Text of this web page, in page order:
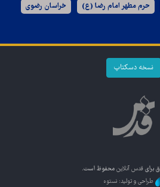
حرم مطهر امام رضا (ع) خراسان رضوی
نسخه دسکتاپ
برای قدس آنلاین محفوظ است.
طراحی و تولید: نستوه